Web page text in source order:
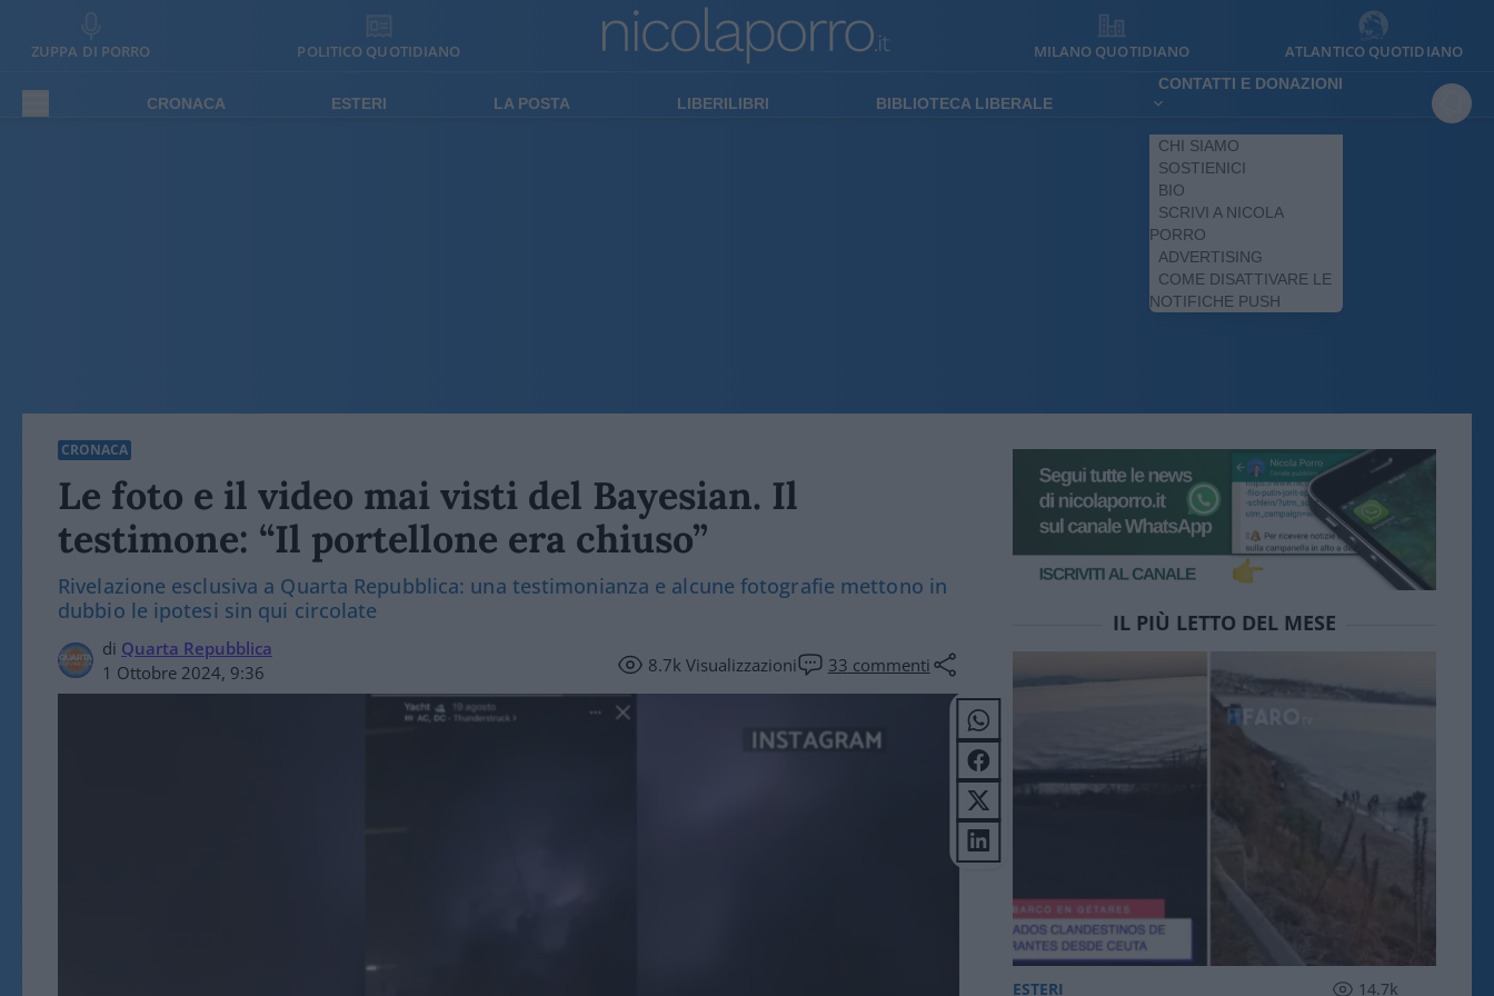
ZUPPA DI PORRO POLITICO QUOTIDIANO MILANO QUOTIDIANO ATLANTICO QUOTIDIANO
CRONACA ESTERI LA POSTA LIBERILIBRI BIBLIOTECA LIBERALE
CONTATTI E DONAZIONI
CHI SIAMO
SOSTIENICI
BIO
SCRIVI A NICOLA
PORRO
ADVERTISING
COME DISATTIVARE LE
NOTIFICHE PUSH
CRONACA
Le foto e il video mai visti del Bayesian. Il
testimone: “Il portellone era chiuso”
Rivelazione esclusiva a Quarta Repubblica: una testimonianza e alcune fotografie mettono in
dubbio le ipotesi sin qui circolate
di Quarta Repubblica
1 Ottobre 2024, 9:36
8.7kVisualizzazioni 33 commenti
IL PIÙ LETTO DEL MESE
ESTERI 14.7k